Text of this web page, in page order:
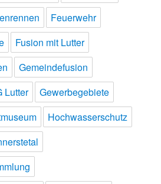
Feuerwehr
Fusion mit Lutter
Gemeindefusion
Lutter
Gewerbegebiete
Hochwasserschutz